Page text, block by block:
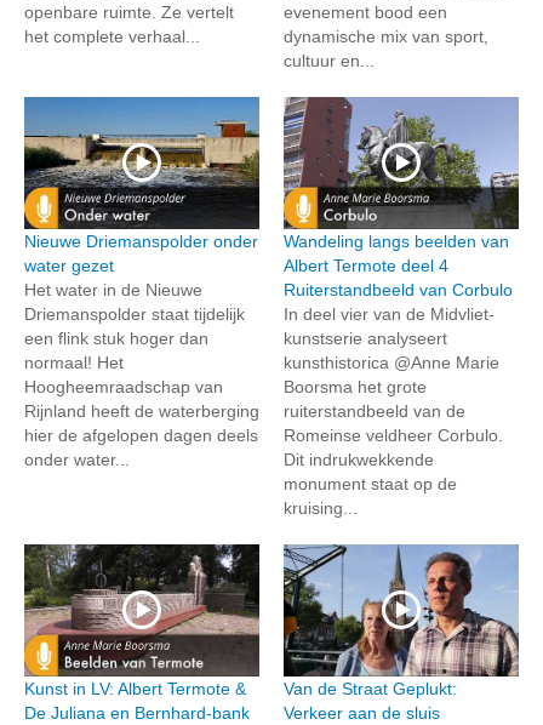
openbare ruimte. Ze vertelt
het complete verhaal...
evenement bood een
dynamische mix van sport,
cultuur en...
Nieuwe Driemanspolder onder
water gezet
Het water in de Nieuwe
Driemanspolder staat tijdelijk
een flink stuk hoger dan
normaal! Het
Hoogheemraadschap van
Rijnland heeft de waterberging
hier de afgelopen dagen deels
onder water...
Wandeling langs beelden van
Albert Termote deel 4
Ruiterstandbeeld van Corbulo
In deel vier van de Midvliet-
kunstserie analyseert
kunsthistorica @Anne Marie
Boorsma het grote
ruiterstandbeeld van de
Romeinse veldheer Corbulo.
Dit indrukwekkende
monument staat op de
kruising...
Kunst in LV: Albert Termote &
De Juliana en Bernhard-bank
Van de Straat Geplukt:
Verkeer aan de sluis